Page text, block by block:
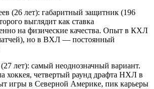
(26 лет): габаритный защитник (196
выглядит как ставка
на физические качества. Опыт в КХЛ
но в ВХЛ — постоянный
лет): самый неоднозначный вариант.
хоккея, четвертый раунд драфта НХЛ в
игры в Северной Америке, пик карьеры